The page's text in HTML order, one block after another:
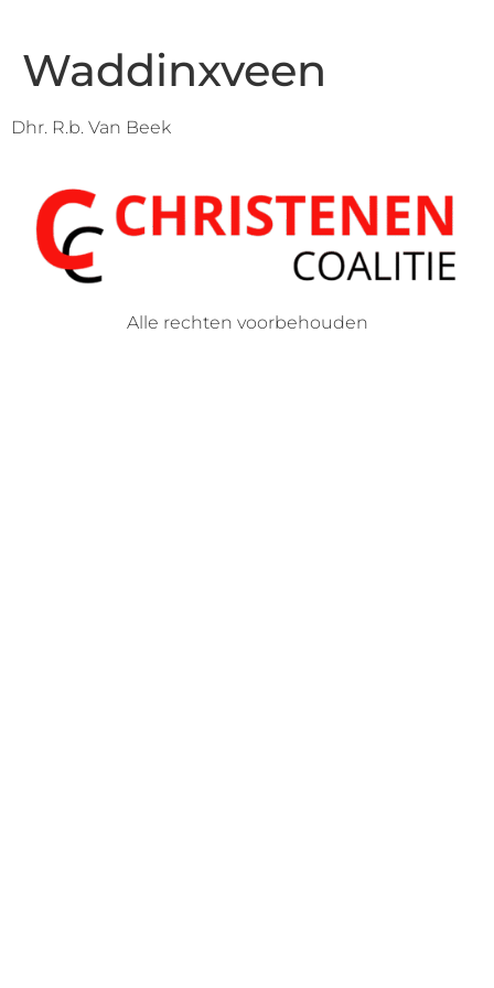
Waddinxveen
Dhr. R.b. Van Beek
Alle rechten voorbehouden